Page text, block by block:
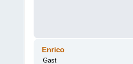
Enrico
Gast